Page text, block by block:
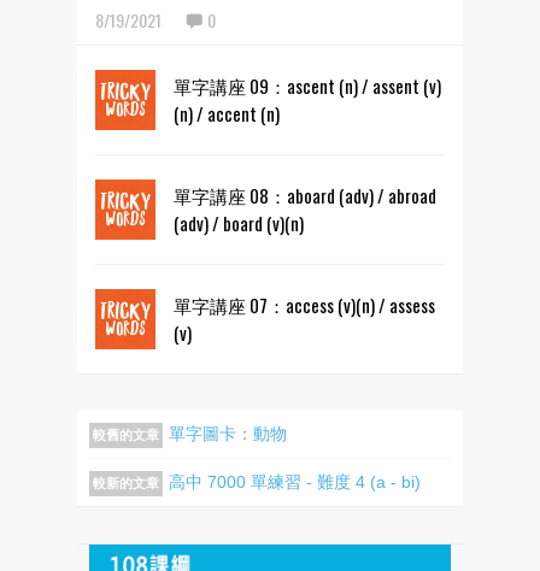
8/19/2021 0
單字講座 09：ascent (n) / assent (v)
(n) / accent (n)
單字講座 08：aboard (adv) / abroad
(adv) / board (v)(n)
單字講座 07：access (v)(n) / assess
(v)
較舊的文章 單字圖卡：動物
較新的文章 高中 7000 單練習 - 難度 4 (a - bi)